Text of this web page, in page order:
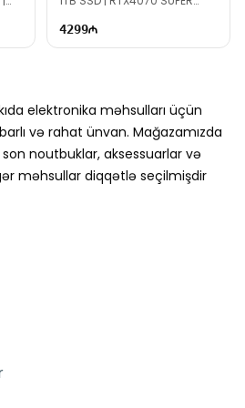
4299
elektronika məhsulları üçün
və rahat ünvan. Mağazamızda
noutbuklar, aksessuarlar və
məhsullar diqqətlə seçilmişdir